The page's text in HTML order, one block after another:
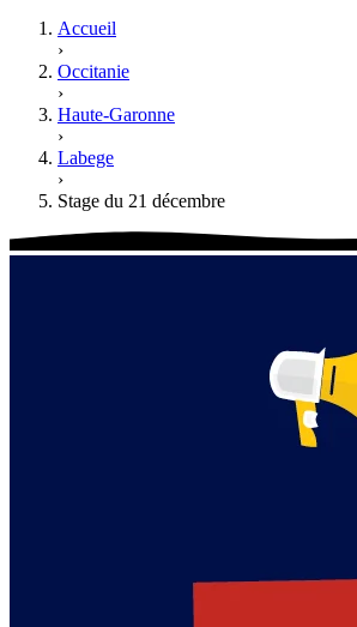
Accueil
›
Occitanie
›
Haute-Garonne
›
Labege
›
Stage du 21 décembre